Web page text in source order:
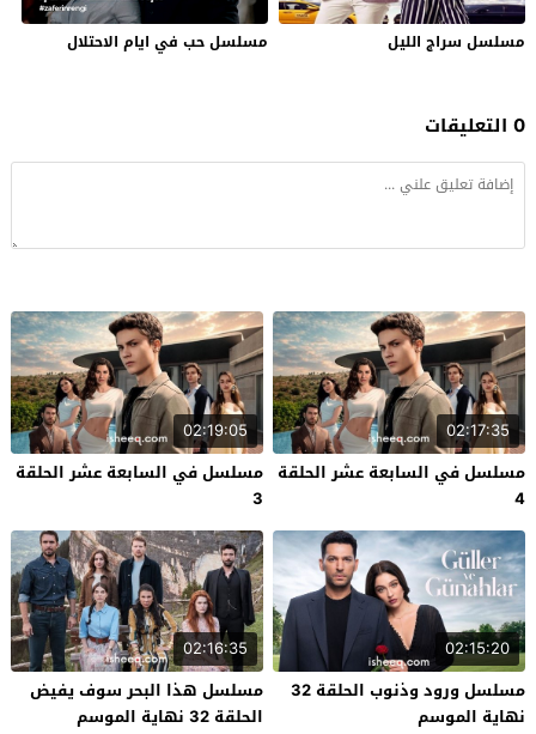
مسلسل سراج الليل مسلسل حب في ايام الاحتلال
0 التعليقات
02:17:35
مسلسل في السابعة عشر الحلقة
4
02:19:05
مسلسل في السابعة عشر الحلقة
3
02:15:20
مسلسل ورود وذنوب الحلقة 32
نهاية الموسم
02:16:35
مسلسل هذا البحر سوف يفيض
الحلقة 32 نهاية الموسم